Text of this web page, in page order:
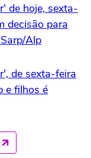
de hoje, sexta-
decisão para
Alp
de sexta-feira
e filhos é